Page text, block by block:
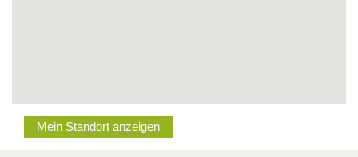
Mein Standort anzeigen